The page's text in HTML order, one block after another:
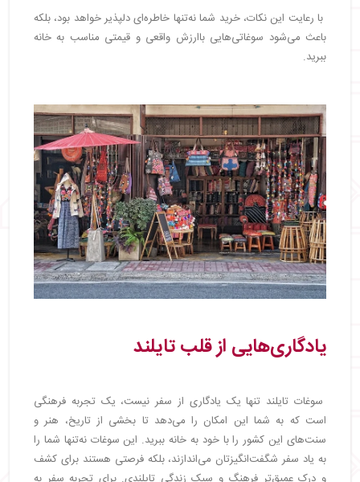
با رعایت این نکات، خرید شما نه‌تنها خاطره‌ای دلپذیر خواهد بود، بلکه
باعث می‌شود سوغاتی‌هایی باارزش واقعی و قیمتی مناسب به خانه
ببرید.
یادگاری‌هایی از قلب تایلند
سوغات تایلند تنها یک یادگاری از سفر نیست، یک تجربه فرهنگی
است که به شما این امکان را می‌دهد تا بخشی از تاریخ، هنر و
سنت‌های این کشور را با خود به خانه ببرید. این سوغات نه‌تنها شما را
به یاد سفر شگفت‌انگیزتان می‌اندازند، بلکه فرصتی هستند برای کشف